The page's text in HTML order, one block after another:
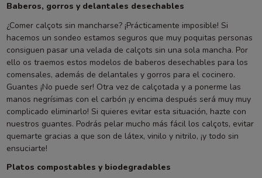
Baberos, gorros y delantales desechables
¿Comer calçots sin mancharse? ¡Prácticamente imposible! Si
hacemos un sondeo estamos seguros que muy poquitas personas
consiguen pasar una velada de calçots sin una sola mancha. Por
ello os traemos estos modelos de baberos desechables para los
comensales, además de delantales y gorros para el cocinero.
Guantes ¡No puede ser! Otra vez de calçotada y a ponerme las
manos negrísimas con el carbón ¡y encima después será muy muy
complicado eliminarlo! Si quieres evitar esta situación, hazte con
nuestros guantes. Podrás pelar mucho más fácil los calçots, evitar
quemarte gracias a que son de látex, vinilo y nitrilo, ¡y todo sin
ensuciarte!
Platos compostables y biodegradables